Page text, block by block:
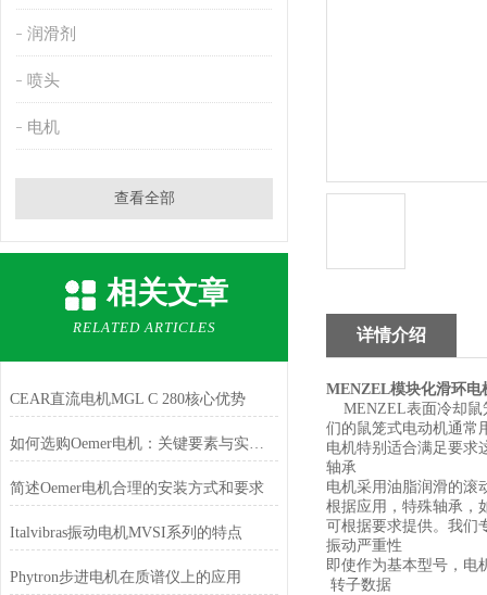
润滑剂
喷头
电机
查看全部
相关文章
RELATED ARTICLES
CEAR直流电机MGL C 280核心优势
如何选购Oemer电机：关键要素与实用建议
简述Oemer电机合理的安装方式和要求
Italvibras振动电机MVSI系列的特点
Phytron步进电机在质谱仪上的应用
详情介绍
MENZEL模块化滑环电
MENZEL表面冷却鼠
们的鼠笼式电动机通常
电机特别适合满足要求
轴承
电机采用油脂润滑的滚
根据应用，特殊轴承，
可根据要求提供。我们
振动严重性
即使作为基本型号，电
转子数据